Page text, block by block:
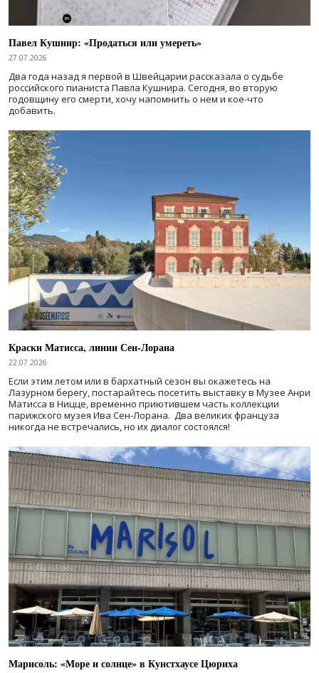
Павел Кушнир: «Продаться или умереть»
27.07.2026
Два года назад я первой в Швейцарии рассказала о судьбе
российского пианиста Павла Кушнира. Сегодня, во вторую
годовщину его смерти, хочу напомнить о нем и кое-что
добавить.
Краски Матисса, линии Сен-Лорана
22.07.2026
Если этим летом или в бархатный сезон вы окажетесь на
Лазурном берегу, постарайтесь посетить выставку в Музее Анри
Матисса в Ницце, временно приютившем часть коллекции
парижского музея Ива Сен-Лорана. Два великих француза
никогда не встречались, но их диалог состоялся!
Марисоль: «Море и солнце» в Кунстхаусе Цюриха